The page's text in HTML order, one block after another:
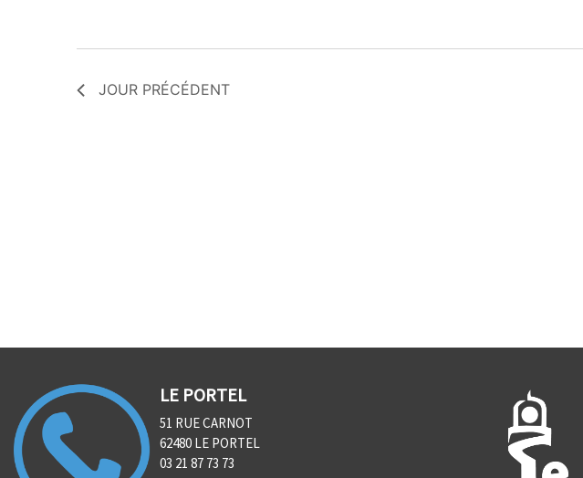
JOUR PRÉCÉDENT
LE PORTEL
51 RUE CARNOT
62480 LE PORTEL
03 21 87 73 73